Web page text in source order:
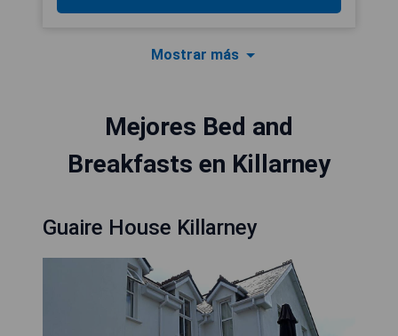
Mostrar más
Mejores Bed and
Breakfasts en Killarney
Guaire House Killarney